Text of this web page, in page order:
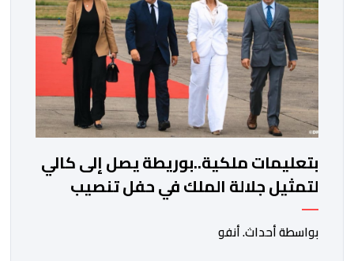
بتعليمات ملكية..بوريطة يصل إلى كالي
لتمثيل جلالة الملك في حفل تنصيب
الرئيس الكولومبي الجديد
بواسطة أحداث. أنفو